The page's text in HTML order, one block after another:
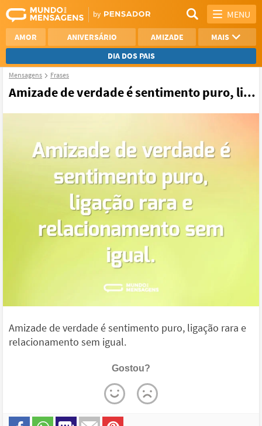
MENU
AMOR ANIVERSÁRIO AMIZADE
MAIS
DIA DOS PAIS
REFLEXÃO
AGRADECIMENTO
Mensagens Frases
Amizade de verdade é sentimento puro, li...
Amizade de verdade é sentimento puro, ligação rara e
relacionamento sem igual.
Gostou?